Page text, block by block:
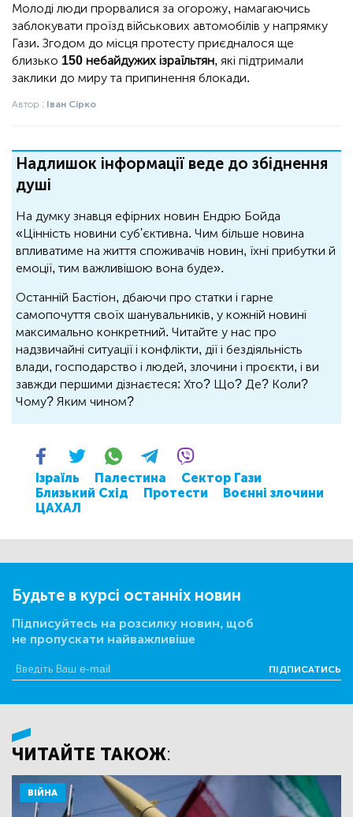
Молоді люди прорвалися за огорожу, намагаючись
заблокувати проїзд військових автомобілів у напрямку
Гази. Згодом до місця протесту приєдналося ще
близько 150 небайдужих ізраїльтян, які підтримали
заклики до миру та припинення блокади.
Автор : Іван Сірко
Надлишок інформації веде до збіднення
душі
На думку знавця ефірних новин Ендрю Бойда
«Цінність новини суб'єктивна. Чим більше новина
впливатиме на життя споживачів новин, їхні прибутки й
емоції, тим важливішою вона буде».
Останній Бастіон, дбаючи про статки і гарне
самопочуття своїх шанувальників, у кожній новині
максимально конкретний. Читайте у нас про
надзвичайні ситуації і конфлікти, дії і бездіяльність
влади, господарство і людей, злочини і проєкти, і ви
завжди першими дізнаєтеся: Хто? Що? Де? Коли?
Чому? Яким чином?
Ізраїль Палестина
Сектор Гази
Близький Схід
Протести
Воєнні злочини
ЦАХАЛ
Будьте в курсі останніх новин
Підписуйтесь на розсилку новин, щоб
не пропускати найважливіше
ПІДПИСАТИСЬ
ЧИТАЙТЕ ТАКОЖ:
ВІЙНА